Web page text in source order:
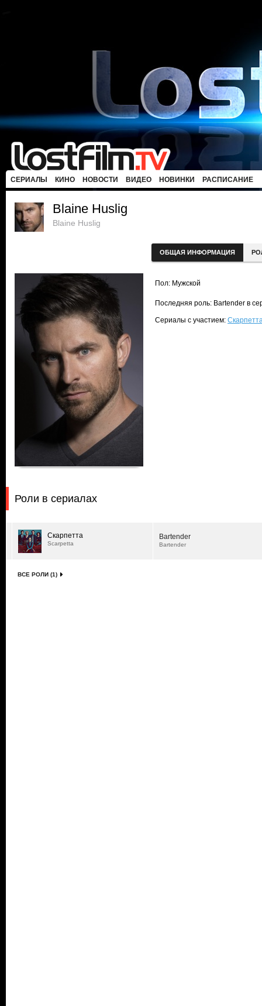
СЕРИАЛЫ КИНО НОВОСТИ ВИДЕО НОВИНКИ РАСПИСАНИЕ
Blaine Huslig
Blaine Huslig
ОБЩАЯ ИНФОРМАЦИЯ
Пол: Мужской
Последняя роль: Bartender в
Сериалы с участием:
Роли в сериалах
Скарпетта
Scarpetta
Bartender
Bartender
ВСЕ РОЛИ (1)